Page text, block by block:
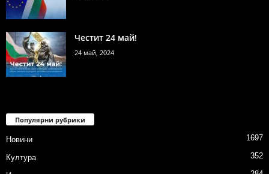
Честит 24 май!
24 май, 2024
Популярни рубрики
Новини 1697
Култура 352